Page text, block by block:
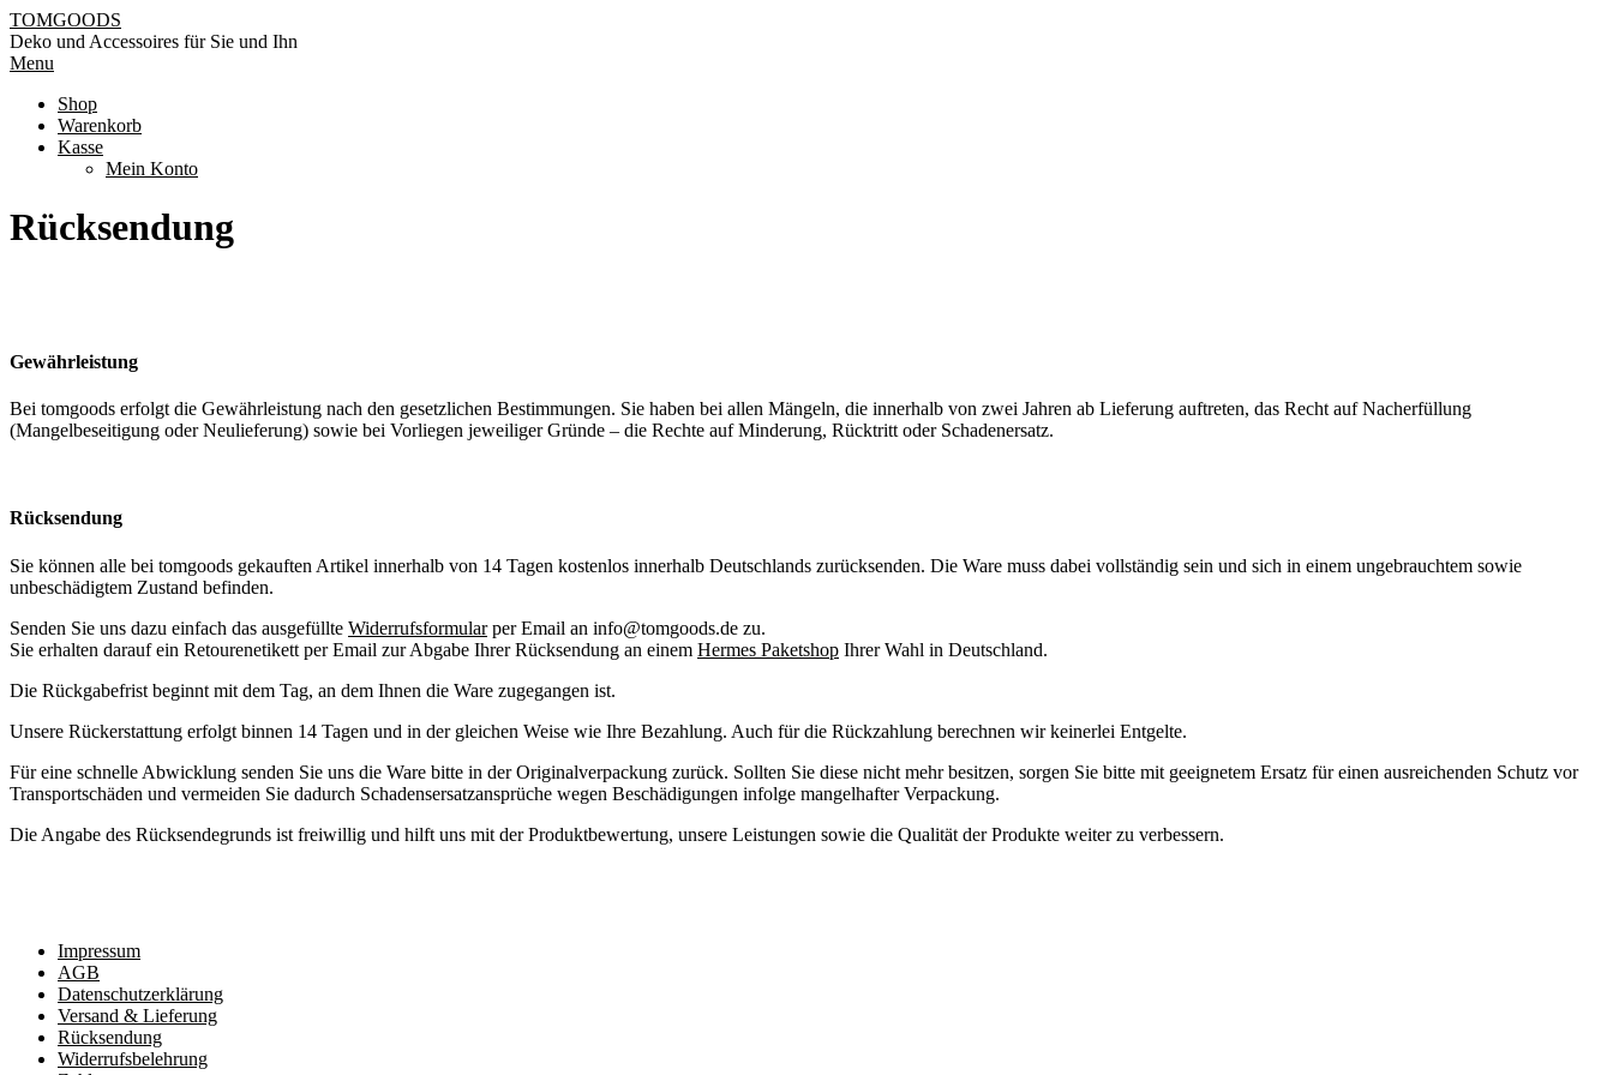
Skip
to
content
TOMGOODS
Deko und Accessoires für Sie und Ihn
Primary
Menu
Menu
Shop
Warenkorb
Kasse
Mein Konto
Rücksendung
Gewährleistung
Bei tomgoods erfolgt die Gewährleistung nach den gesetzlichen Bestimmungen. Sie haben bei allen Mängeln, die innerhalb von zwei Jahren ab Lieferung auftreten, das Recht auf Nacherfüllung
(Mangelbeseitigung oder Neulieferung) sowie bei Vorliegen jeweiliger Gründe – die Rechte auf Minderung, Rücktritt oder Schadenersatz.
Rücksendung
Sie können alle bei tomgoods gekauften Artikel innerhalb von 14 Tagen kostenlos innerhalb Deutschlands zurücksenden. Die Ware muss dabei vollständig sein und sich in einem ungebrauchtem sowie
unbeschädigtem Zustand befinden.
Senden Sie uns dazu einfach das ausgefüllte Widerrufsformularper Email an info@tomgoods.de zu.
Sie erhalten darauf ein Retourenetikett per Email zur Abgabe Ihrer Rücksendung an einem Hermes Paketshop Ihrer Wahl in Deutschland.
Die Rückgabefrist beginnt mit dem Tag, an dem Ihnen die Ware zugegangen ist.
Unsere Rückerstattung erfolgt binnen 14 Tagen und in der gleichen Weise wie Ihre Bezahlung. Auch für die Rückzahlung berechnen wir keinerlei Entgelte.
Für eine schnelle Abwicklung senden Sie uns die Ware bitte in der Originalverpackung zurück. Sollten Sie diese nicht mehr besitzen, sorgen Sie bitte mit geeignetem Ersatz für einen ausreichenden Schutz vor
Transportschäden und vermeiden Sie dadurch Schadensersatzansprüche wegen Beschädigungen infolge mangelhafter Verpackung.
Die Angabe des Rücksendegrunds ist freiwillig und hilft uns mit der Produktbewertung, unsere Leistungen sowie die Qualität der Produkte weiter zu verbessern.
Impressum
AGB
Datenschutzerklärung
Versand & Lieferung
Rücksendung
Widerrufsbelehrung